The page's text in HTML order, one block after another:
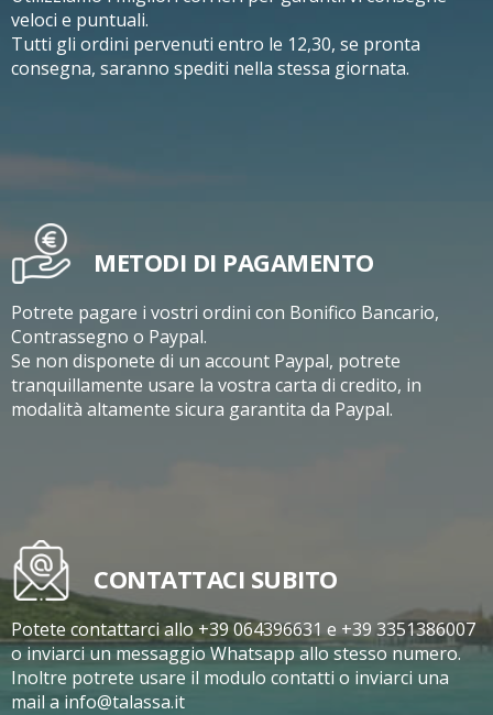
veloci e puntuali.
Tutti gli ordini pervenuti entro le 12,30, se pronta
consegna, saranno spediti nella stessa giornata.
METODI DI PAGAMENTO
Potrete pagare i vostri ordini con Bonifico Bancario,
Contrassegno o Paypal.
Se non disponete di un account Paypal, potrete
tranquillamente usare la vostra carta di credito, in
modalità altamente sicura garantita da Paypal.
CONTATTACI SUBITO
Potete contattarci allo +39 064396631 e +39 3351386007
o inviarci un messaggio Whatsapp allo stesso numero.
Inoltre potrete usare il modulo contatti o inviarci una
mail a info@talassa.it